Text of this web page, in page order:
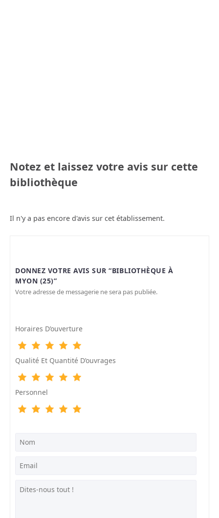
Notez et laissez votre avis sur cette
bibliothèque
Il n'y a pas encore d'avis sur cet établissement.
DONNEZ VOTRE AVIS SUR “BIBLIOTHÈQUE À
MYON (25)”
Votre adresse de messagerie ne sera pas publiée.
Horaires D’ouverture
Qualité Et Quantité D’ouvrages
Personnel